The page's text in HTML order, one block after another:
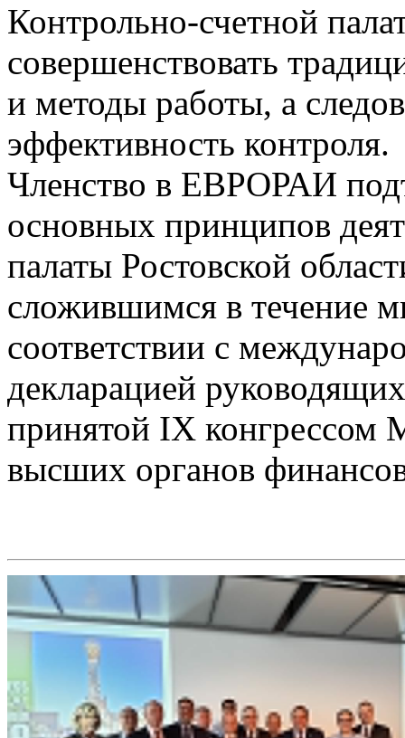
Контрольно-счетной
совершенствовать
и методы работы, а
эффективность контроля.
Членство в ЕВРОРАИ
основных принципов
палаты Ростовской
сложившимся в течение
соответствии с
декларацией
принятой IX конгрессом
высших органов